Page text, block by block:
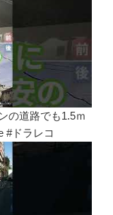
の道路でも1.5ｍ
#ドラレコ